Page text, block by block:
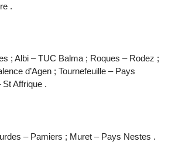
.
; Albi – TUC Balma ; Roques – Rodez ;
d’Agen ; Tournefeuille – Pays
Affrique .
– Pamiers ; Muret – Pays Nestes .